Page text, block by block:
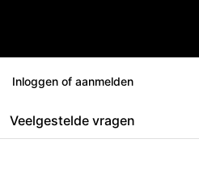
Inloggen of aanmelden
Veelgestelde vragen